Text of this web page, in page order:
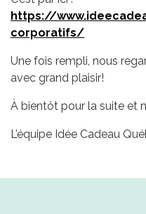
https://
corporatifs/
Une fois rempli, nous
avec grand plaisir!
À bientôt pour la suite et
L’équipe Idée Cadeau